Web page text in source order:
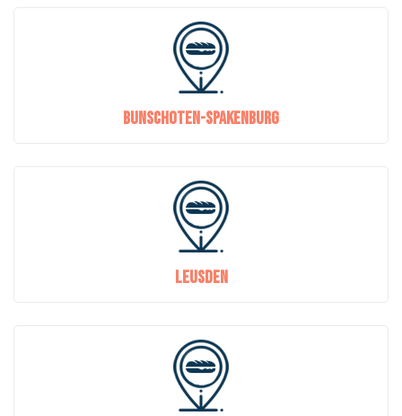
Bunschoten-Spakenburg
Leusden